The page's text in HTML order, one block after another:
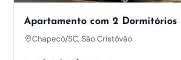
Apartamento com 2 Dormitórios
Chapecó/SC, São Cristóvão